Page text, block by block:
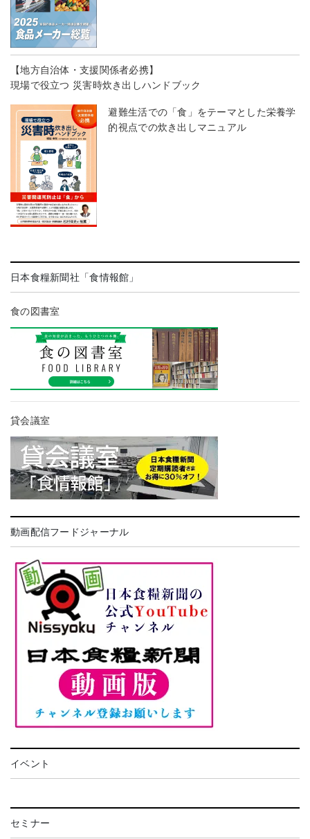
【地方自治体・支援関係者必携】
現場で役立つ 災害時炊き出しハンドブック
避難生活での「食」をテーマとした栄養学
的視点での炊き出しマニュアル
日本食糧新聞社「食情報館」
食の図書室
貸会議室
動画配信フードジャーナル
イベント
セミナー